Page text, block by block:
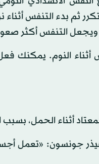
بدء التنفس أثناء
ويجعل التنفس أكثر
النوم. يمكنك
أثناء الحمل،
جونسون: «تعمل